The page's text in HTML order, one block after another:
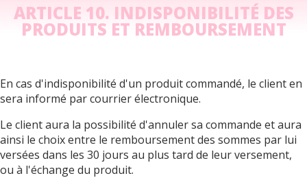
ARTICLE 10. INDISPONIBILITÉ DES
PRODUITS ET REMBOURSEMENT
En cas d'indisponibilité d'un produit commandé, le client en
sera informé par courrier électronique.
Le client aura la possibilité d'annuler sa commande et aura
ainsi le choix entre le remboursement des sommes par lui
versées dans les 30 jours au plus tard de leur versement,
ou à l'échange du produit.